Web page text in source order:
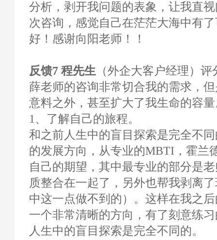
分析，剥开我问题的表象，让我直
次咨询，感觉自己在茫茫大海中有
好！感谢向阳老师！！
反馈7 程先生 （外企大客户经理）评
薛老师的咨询非常切合我的需求，
意料之外，甚至扩大了我生命的容
1、了解自己的旅程。
和之前人生中的盲目探索是完全不
的发展方向，从专业的MBTI，霍兰
自己的期望，其中最专业的部分是
质整合在一起了，另外也帮我剥离
中这一点做不到的）。这样在我之
一个非常清晰的方向，有了刻意练
人生中的盲目探索是完全不同的。